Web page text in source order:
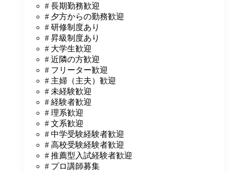
# 長期勤務歓迎
# 夕方からの勤務歓迎
# 研修制度あり
# 昇級制度あり
# 大学生歓迎
# 近隣の方歓迎
# フリーター歓迎
# 主婦（主夫）歓迎
# 未経験歓迎
# 経験者歓迎
# 理系歓迎
# 文系歓迎
# 中学受験経験者歓迎
# 高校受験経験者歓迎
# 推薦型入試経験者歓迎
# プロ講師募集